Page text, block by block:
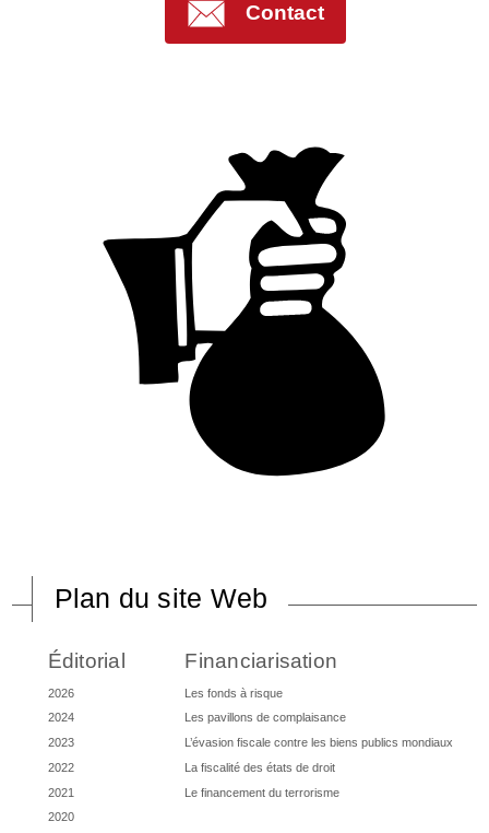
Contact
Plan du site Web
Éditorial
2026
2024
2023
2022
2021
2020
Financiarisation
Les fonds à risque
Les pavillons de complaisance
L’évasion fiscale contre les biens publics mondiaux
La fiscalité des états de droit
Le financement du terrorisme